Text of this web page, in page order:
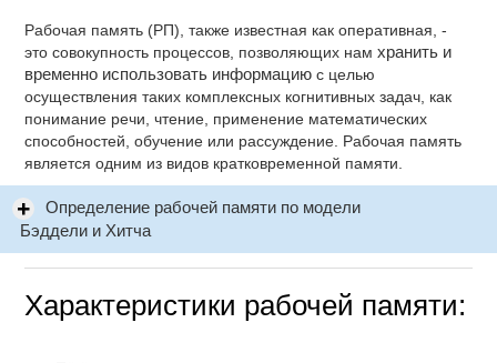
Рабочая память (РП), также известная как оперативная, -
это совокупность процессов, позволяющих намхранить и
временно использовать информацию с целью
осуществления таких комплексных когнитивных задач, как
понимание речи, чтение, применение математических
способностей, обучение или рассуждение. Рабочая память
является одним из видов кратковременной памяти.
Определение рабочей памяти по модели
Бэддели и Хитча
Характеристики рабочей памяти: